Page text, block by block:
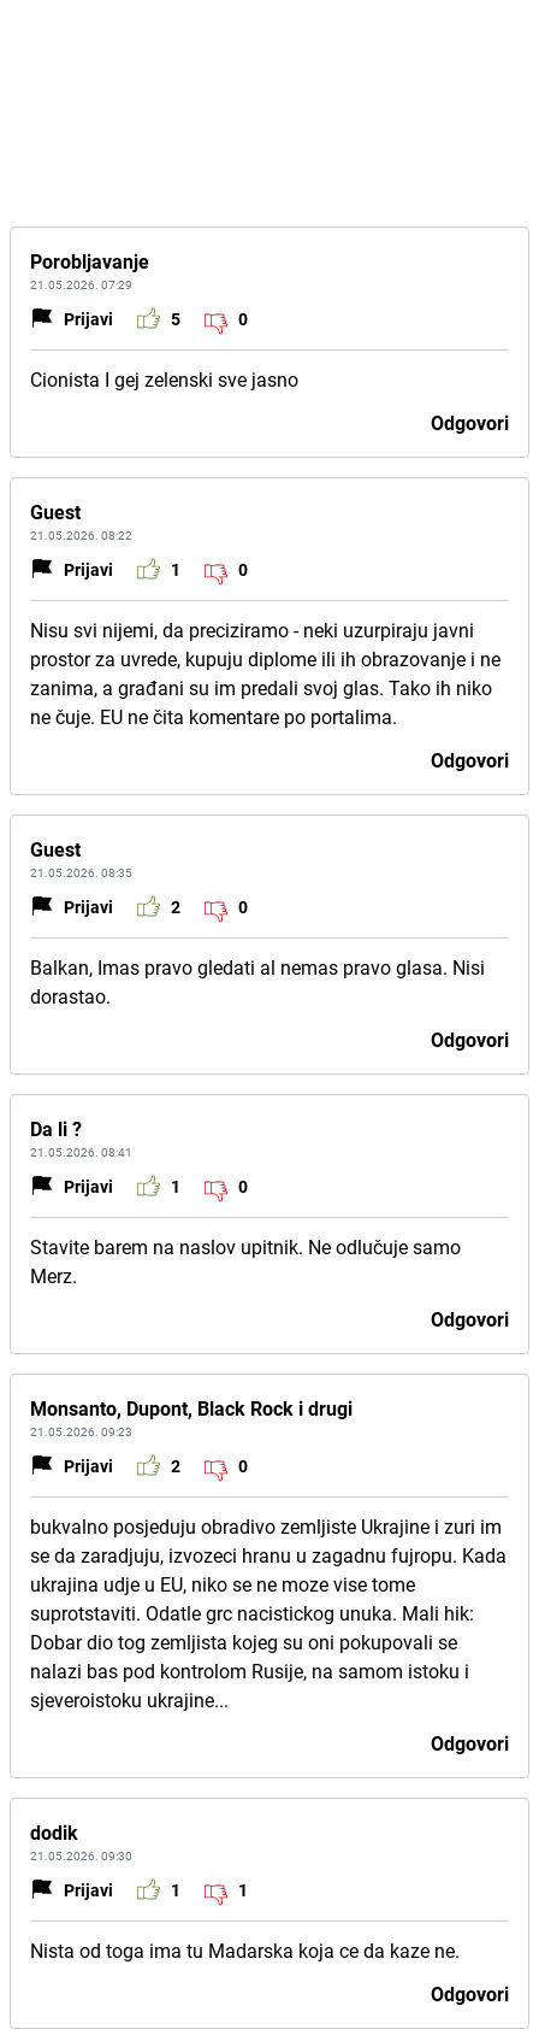
Porobljavanje
21.05.2026. 07:29
Prijavi 5 0
Cionista I gej zelenski sve jasno
Odgovori
Guest
21.05.2026. 08:22
Prijavi 1 0
Nisu svi nijemi, da preciziramo - neki uzurpiraju javni
prostor za uvrede, kupuju diplome ili ih obrazovanje i ne
zanima, a građani su im predali svoj glas. Tako ih niko
ne čuje. EU ne čita komentare po portalima.
Odgovori
Guest
21.05.2026. 08:35
Prijavi 2 0
Balkan, Imas pravo gledati al nemas pravo glasa. Nisi
dorastao.
Odgovori
Da li ?
21.05.2026. 08:41
Prijavi 1 0
Stavite barem na naslov upitnik. Ne odlučuje samo
Merz.
Odgovori
Monsanto, Dupont, Black Rock i drugi
21.05.2026. 09:23
Prijavi 2 0
bukvalno posjeduju obradivo zemljiste Ukrajine i zuri im
se da zaradjuju, izvozeci hranu u zagadnu fujropu. Kada
ukrajina udje u EU, niko se ne moze vise tome
suprotstaviti. Odatle grc nacistickog unuka. Mali hik:
Dobar dio tog zemljista kojeg su oni pokupovali se
nalazi bas pod kontrolom Rusije, na samom istoku i
sjeveroistoku ukrajine...
Odgovori
dodik
21.05.2026. 09:30
Prijavi 1 1
Nista od toga ima tu Madarska koja ce da kaze ne.
Odgovori